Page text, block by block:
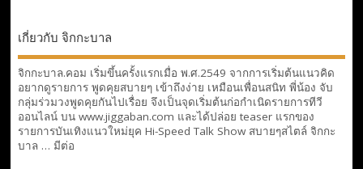
เกี่ยวกับ จิกกะบาล
จิกกะบาล.คอม เริ่มขึ้นครั้งแรกเมื่อ พ.ศ.2549 จากการเริ่มต้นแนวคิด
อยากดูรายการ พูดคุยสบายๆ เข้าถึงง่าย เหมือนเพื่อนสนิท พี่น้อง จับ
กลุ่มร่วมวงพูดคุยกันไปเรื่อย จึงเป็นจุดเริ่มต้นก่อกำเนิดรายการทีวี
ออนไลน์ บน www.jiggaban.com และได้ปล่อย teaser แรกของ
รายการบันเทิงแนวใหม่ยุค Hi-Speed Talk Show สบายๆสไตล์ จิกกะ
บาล … มีต่อ